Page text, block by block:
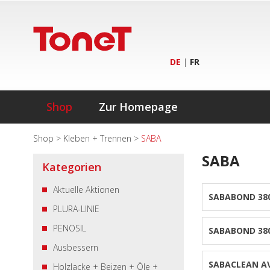
DE | FR
Shop Zur Homepage
Shop > Kleben + Trennen > SABA
SABA
SABABOND
SABABOND
SABACLEAN
Kategorien
Aktuelle Aktionen
PLURA-LINIE
PENOSIL
Ausbessern
Holzlacke + Beizen + Öle +